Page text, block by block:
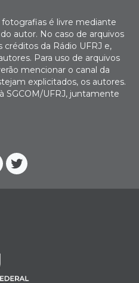
Twitter
é livre mediante
autor. No caso de arquivos
créditos da Rádio UFRJ e,
Para uso de arquivos
mencionar o canal da
explicitados, os autores.
SGCOM/UFRJ, juntamente